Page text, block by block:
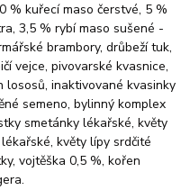
% kuřecí maso čerstvé, 5 %
3,5 % rybí maso sušené -
brambory, drůbeží tuk,
vejce, pivovarské kvasnice,
inaktivované kvasinky
semeno, bylinný komplex
smetánky lékařské, květy
květy lípy srdčité
vojtěška 0,5 %, kořen